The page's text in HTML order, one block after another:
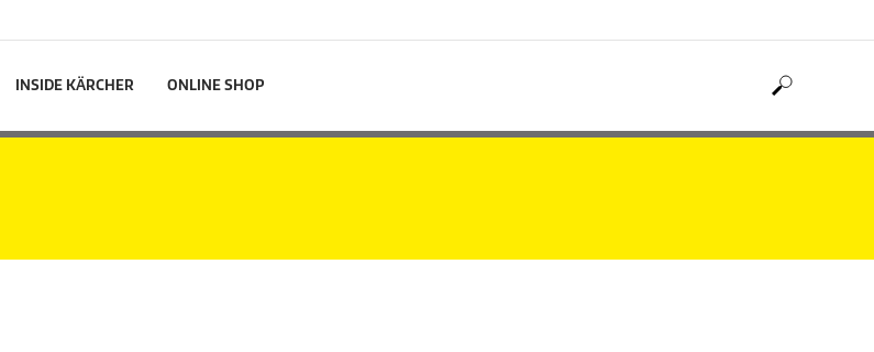
INSIDE KÄRCHER ONLINE SHOP